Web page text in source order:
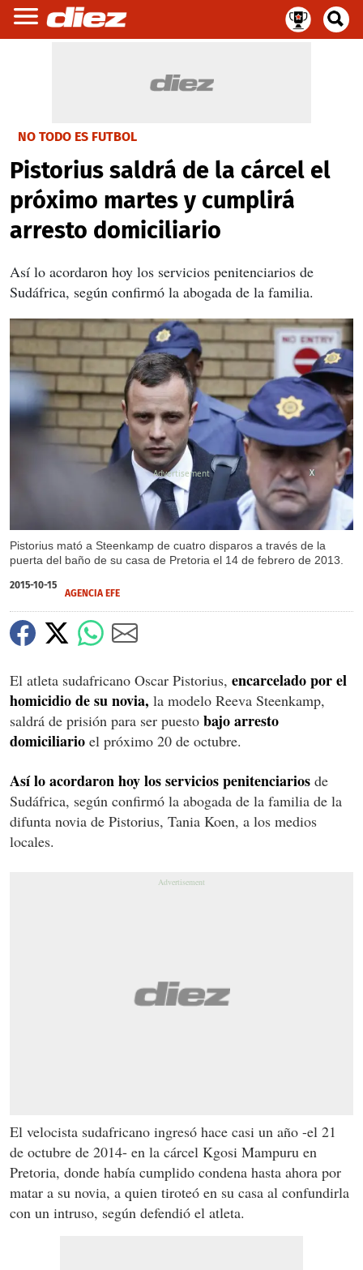
NO TODO ES FUTBOL
Pistorius saldrá de la cárcel el
próximo martes y cumplirá
arresto domiciliario
Así lo acordaron hoy los servicios penitenciarios de
Sudáfrica, según confirmó la abogada de la familia.
Pistorius mató a Steenkamp de cuatro disparos a través de la
puerta del baño de su casa de Pretoria el 14 de febrero de 2013.
X
2015-10-15
AGENCIA EFE
El atleta sudafricano Oscar Pistorius, encarcelado por el
homicidio de su novia, la modelo Reeva Steenkamp,
saldrá de prisión para ser puesto bajo arresto
domiciliario el próximo 20 de octubre.
Así lo acordaron hoy los servicios penitenciarios de
Sudáfrica, según confirmó la abogada de la familia de la
difunta novia de Pistorius, Tania Koen, a los medios
locales.
El velocista sudafricano ingresó hace casi un año -el 21
de octubre de 2014- en la cárcel Kgosi Mampuru en
Pretoria, donde había cumplido condena hasta ahora por
matar a su novia, a quien tiroteó en su casa al confundirla
con un intruso, según defendió el atleta.